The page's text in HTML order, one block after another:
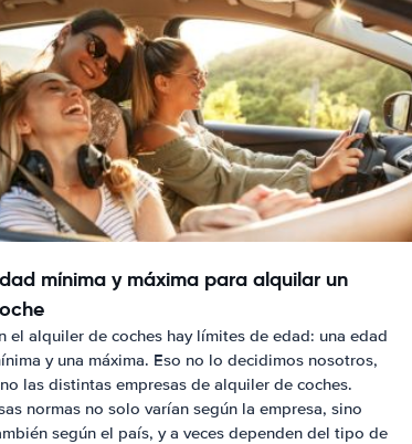
mínima y máxima para alquilar un
el alquiler de coches hay límites de edad: una edad
y una máxima. Eso no lo decidimos nosotros,
las distintas empresas de alquiler de coches.
normas no solo varían según la empresa, sino
según el país, y a veces dependen del tipo de